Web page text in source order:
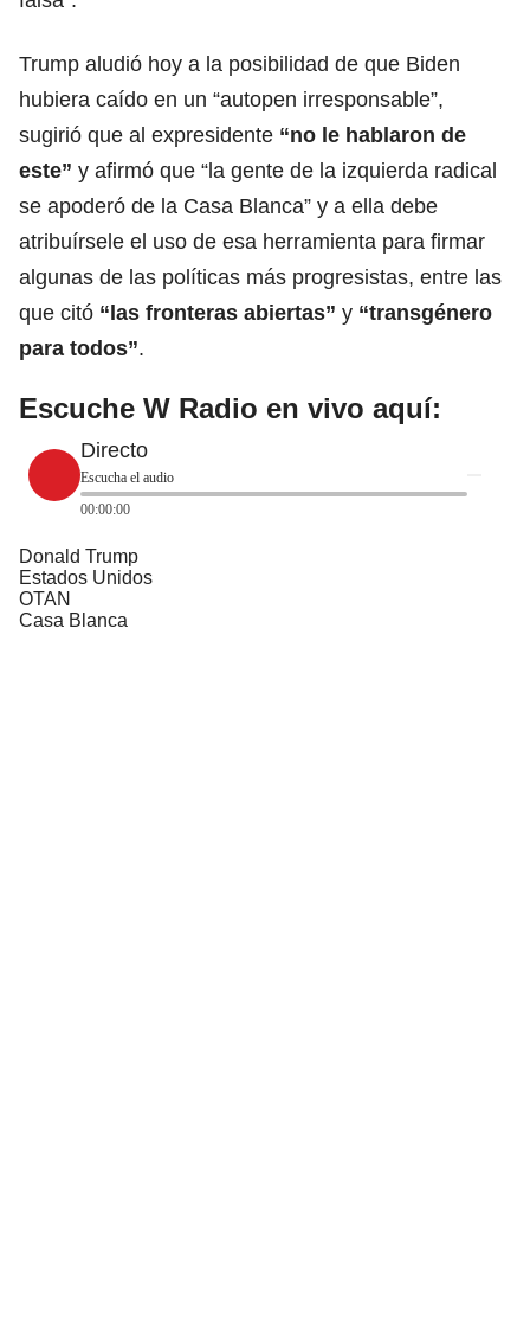
Trump aludió hoy a la posibilidad de que Biden
hubiera caído en un “autopen irresponsable”,
sugirió que al expresidente “no le hablaron de
este” y afirmó que “la gente de la izquierda radical
se apoderó de la Casa Blanca” y a ella debe
atribuírsele el uso de esa herramienta para firmar
algunas de las políticas más progresistas, entre las
que citó “las fronteras abiertas” y “transgénero
para todos”.
Escuche W Radio en vivo aquí:
Directo
Escucha el audio
00:00:00
Donald Trump
Estados Unidos
OTAN
Casa Blanca